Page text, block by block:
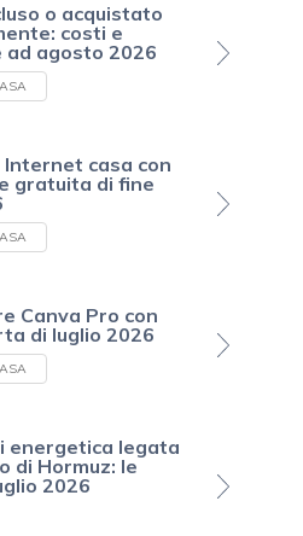
o acquistato
costi e
agosto 2026
casa con
gratuita di fine
Canva Pro con
di luglio 2026
energetica legata
di Hormuz: le
2026